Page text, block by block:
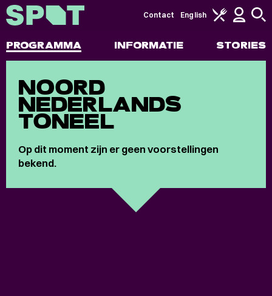
PROGRAMMA INFORMATIE STORIES
Contact English
NOORD
NEDERLANDS
TONEEL
Op dit moment zijn er geen voorstellingen
bekend.